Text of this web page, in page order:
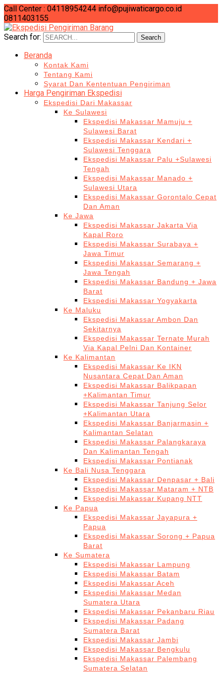
Call Center : 04118954244 info@pujiwaticargo.co.id
0811403155
Search for:
Search
Beranda
Kontak Kami
Tentang Kami
Syarat Dan Kententuan Pengiriman
Harga Pengiriman Ekspedisi
Ekspedisi Dari Makassar
Ke Sulawesi
Ekspedisi Makassar Mamuju +
Sulawesi Barat
Ekspedisi Makassar Kendari +
Sulawesi Tenggara
Ekspedisi Makassar Palu +Sulawesi
Tengah
Ekspedisi Makassar Manado +
Sulawesi Utara
Ekspedisi Makassar Gorontalo Cepat
Dan Aman
Ke Jawa
Ekspedisi Makassar Jakarta Via
Kapal Roro
Ekspedisi Makassar Surabaya +
Jawa Timur
Ekspedisi Makassar Semarang +
Jawa Tengah
Ekspedisi Makassar Bandung + Jawa
Barat
Ekspedisi Makassar Yogyakarta
Ke Maluku
Ekspedisi Makassar Ambon Dan
Sekitarnya
Ekspedisi Makassar Ternate Murah
Via Kapal Pelni Dan Kontainer
Ke Kalimantan
Ekspedisi Makassar Ke IKN
Nusantara Cepat Dan Aman
Ekspedisi Makassar Balikpapan
+Kalimantan Timur
Ekspedisi Makassar Tanjung Selor
+Kalimantan Utara
Ekspedisi Makassar Banjarmasin +
Kalimantan Selatan
Ekspedisi Makassar Palangkaraya
Dan Kalimantan Tengah
Ekspedisi Makassar Pontianak
Ke Bali Nusa Tenggara
Ekspedisi Makassar Denpasar + Bali
Ekspedisi Makassar Mataram + NTB
Ekspedisi Makassar Kupang NTT
Ke Papua
Ekspedisi Makassar Jayapura +
Papua
Ekspedisi Makassar Sorong + Papua
Barat
Ke Sumatera
Ekspedisi Makassar Lampung
Ekspedisi Makassar Batam
Ekspedisi Makassar Aceh
Ekspedisi Makassar Medan
Sumatera Utara
Ekspedisi Makassar Pekanbaru Riau
Ekspedisi Makassar Padang
Sumatera Barat
Ekspedisi Makassar Jambi
Ekspedisi Makassar Bengkulu
Ekspedisi Makassar Palembang
Sumatera Selatan